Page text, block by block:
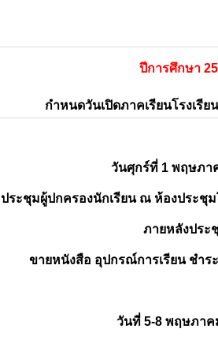
ปีการศึกษา
กำหนดวันเปิดภาคเรียนโรงเรี
วันศุกร์ที่ 1 พฤษภา
ประชุมผู้ปกครองนักเรียน ณ ห้องประชุม
ภายหลังประ
ขายหนังสือ อุปกรณ์การเรียน ชำร
วันที่ 5-8 พฤษภาค